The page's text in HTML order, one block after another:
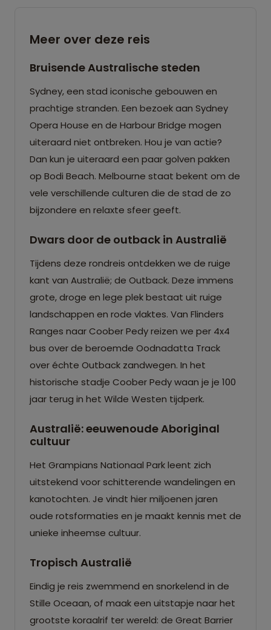
Meer over deze reis
Bruisende Australische steden
Sydney, een stad iconische gebouwen en
prachtige stranden. Een bezoek aan Sydney
Opera House en de Harbour Bridge mogen
uiteraard niet ontbreken. Hou je van actie?
Dan kun je uiteraard een paar golven pakken
op Bodi Beach. Melbourne staat bekent om de
vele verschillende culturen die de stad de zo
bijzondere en relaxte sfeer geeft.
Dwars door de outback in Australië
Tijdens deze rondreis ontdekken we de ruige
kant van Australië; de Outback. Deze immens
grote, droge en lege plek bestaat uit ruige
landschappen en rode vlaktes. Van Flinders
Ranges naar Coober Pedy reizen we per 4x4
bus over de beroemde Oodnadatta Track
over échte Outback zandwegen. In het
historische stadje Coober Pedy waan je je 100
jaar terug in het Wilde Westen tijdperk.
Australië: eeuwenoude Aboriginal
cultuur
Het Grampians Nationaal Park leent zich
uitstekend voor schitterende wandelingen en
kanotochten. Je vindt hier miljoenen jaren
oude rotsformaties en je maakt kennis met de
unieke inheemse cultuur.
Tropisch Australië
Eindig je reis zwemmend en snorkelend in de
Stille Oceaan, of maak een uitstapje naar het
grootste koraalrif ter wereld: de Great Barrier